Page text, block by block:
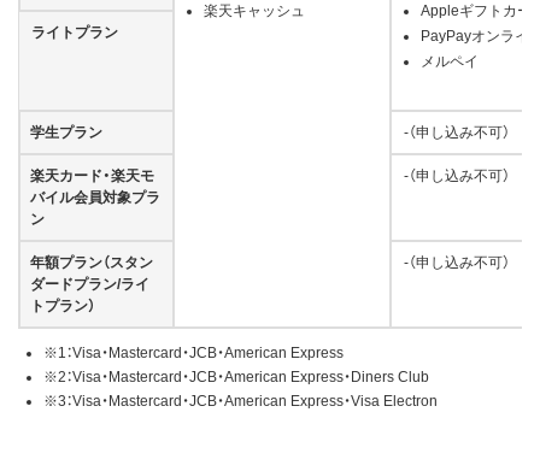
楽天キャッシュ
Appleギフトカー
PayPayオンライ
メルペイ
ライトプラン
学生プラン -（申し込み不可）
楽天カード・楽天モ
バイル会員対象プラ
ン
-（申し込み不可）
年額プラン（スタン
ダードプラン/ライ
トプラン）
-（申し込み不可）
※1：Visa・Mastercard・JCB・American Express
※2：Visa・Mastercard・JCB・American Express・Diners Club
※3：Visa・Mastercard・JCB・American Express・Visa Electron